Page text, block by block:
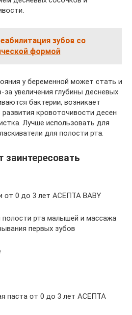
зубов со
формой
у беременной может стать и
за увеличения глубины десневых
бактерии, возникает
кровоточивости десен
Лучше использовать для
для полости рта.
от 0 до 3 лет АСЕПТА BABY
полости рта малышей и массажа
первых зубов
паста от 0 до 3 лет АСЕПТА